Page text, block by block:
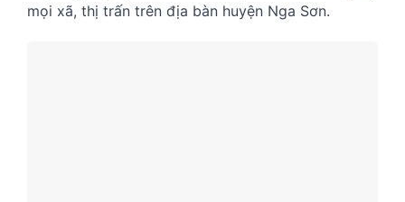
mọi xã, thị trấn trên địa bàn huyện Nga Sơn.